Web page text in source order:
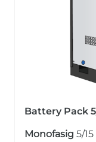
Battery Pack
Monofasig 5/